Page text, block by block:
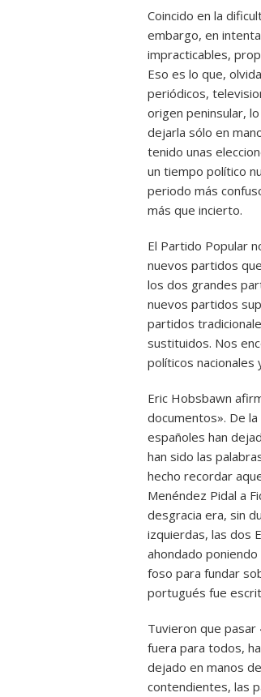
Coincido en la
embargo, en
impracticables,
Eso es lo que,
periódicos,
origen peninsular,
dejarla sólo en
tenido unas
un tiempo político
periodo más
más que incierto.
El Partido Popular
nuevos partidos
los dos grandes
nuevos partidos
partidos
sustituidos. Nos
políticos
Eric Hobsbawn
documentos». De
españoles han
han sido las
hecho recordar
Menéndez Pidal a
desgracia era, sin
izquierdas, las dos
ahondado
foso para fundar
portugués fue
Tuvieron que pasar
fuera para todos,
dejado en manos
contendientes, las